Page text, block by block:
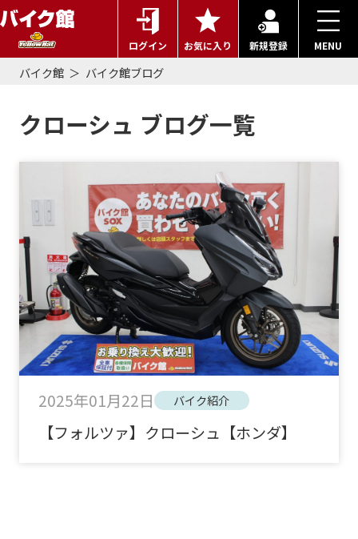
ログイン お気に入り 新規登録 MENU
バイク館 バイク館ブログ
クローシュ ブログ一覧
2025年01月22日 バイク紹介
【フォルツァ】クローシュ【ホンダ】